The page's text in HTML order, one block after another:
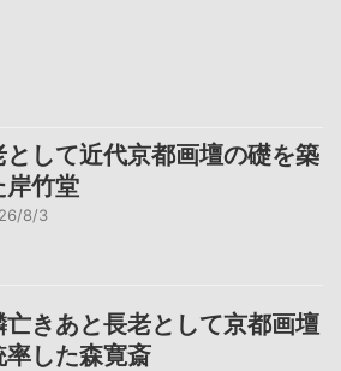
として近代京都画壇の礎を築
岸竹堂
8/3
亡きあと長老として京都画壇
率した森寛斎